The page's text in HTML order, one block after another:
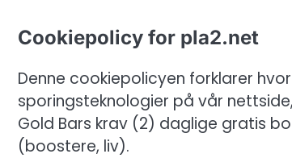
Cookiepolicy for pla2.net
Denne cookiepolicyen forklarer
sporingsteknologier på vår
Gold Bars krav (2) daglige gratis
(boostere, liv).